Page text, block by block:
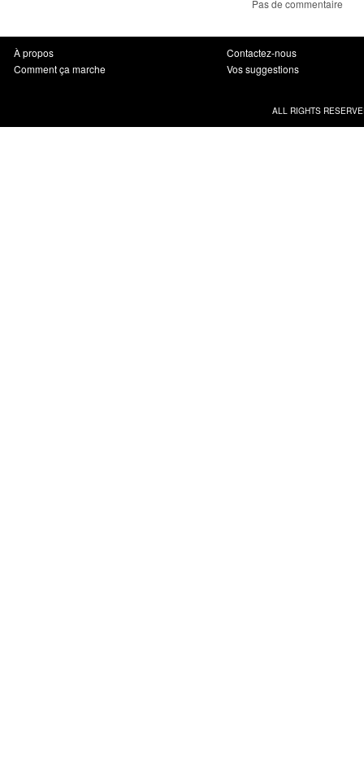
Pas de commentaire
À propos
Comment ça marche
Contactez-nous
Vos suggestions
ALL RIGHTS